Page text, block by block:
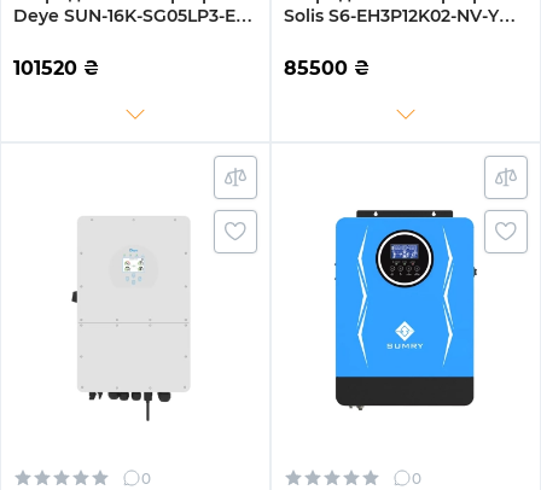
Deye SUN-16K-SG05LP3-EU-
Fi 220/380V Трехфазный
101520 ₴
Solis S6-EH3P12K02-NV-YD-
220/380V Трехфазный
85500 ₴
0 0